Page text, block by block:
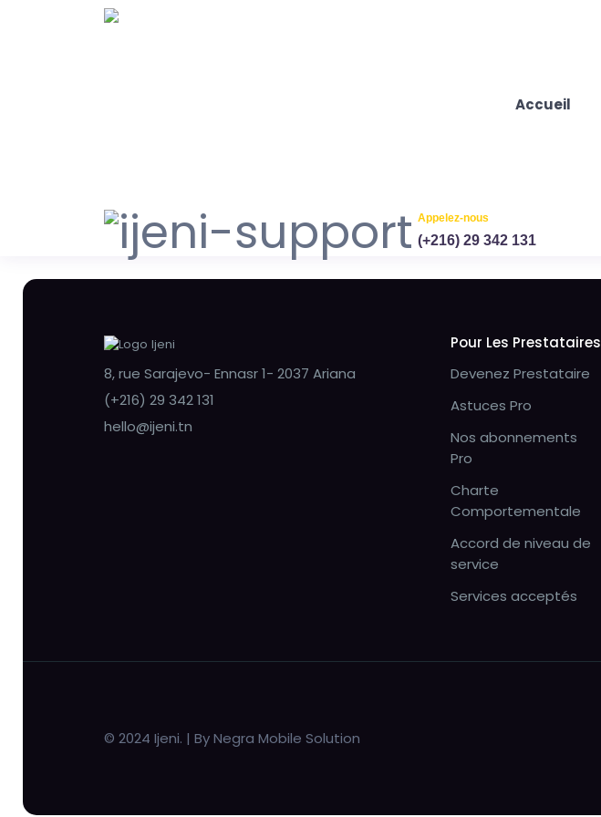
Accueil
Appelez-nous
(+216) 29 342 131
8, rue Sarajevo- Ennasr 1- 2037 Ariana
(+216) 29 342 131
hello@ijeni.tn
Pour Les Prestataires
Devenez Prestataire
Astuces Pro
Nos abonnements
Pro
Charte
Comportementale
Accord de niveau de
service
Services acceptés
© 2024 Ijeni. | By Negra Mobile Solution